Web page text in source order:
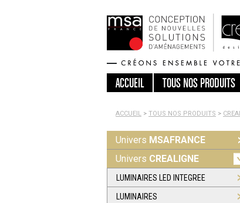
ACCUEIL TOUSNOS PRODUITS
ACCUEIL > TOUS NOS PRODUITS >
Univers MSAFRANCE
Univers CREALIGNE
LUMINAIRES LED INTEGREE
LUMINAIRES